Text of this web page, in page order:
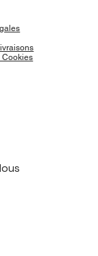
Cookies